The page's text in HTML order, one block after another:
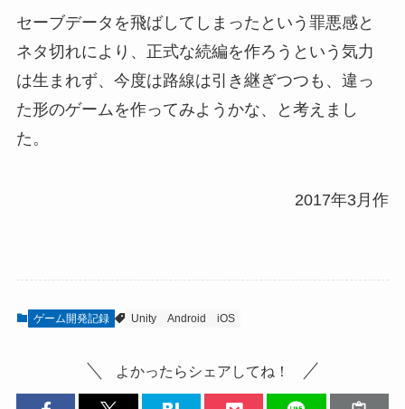
セーブデータを飛ばしてしまったという罪悪感と
ネタ切れにより、正式な続編を作ろうという気力
は生まれず、今度は路線は引き継ぎつつも、違っ
た形のゲームを作ってみようかな、と考えまし
た。
2017年3月作
ゲーム開発記録 Unity Android iOS
よかったらシェアしてね！